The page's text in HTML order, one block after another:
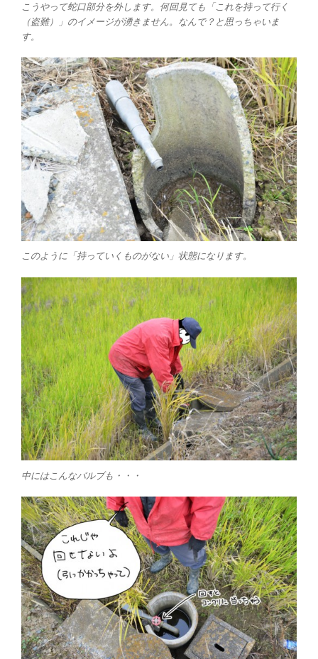
こうやって蛇口部分を外します。何回見ても「これを持って行く
（盗難）」のイメージが湧きません。なんで？と思っちゃいま
す。
このように「持っていくものがない」状態になります。
中にはこんなバルブも・・・